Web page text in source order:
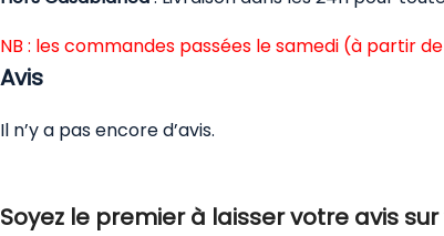
NB : les commandes passées le samedi (à partir
Avis
Il n’y a pas encore d’avis.
Soyez le premier à laisser votre avis